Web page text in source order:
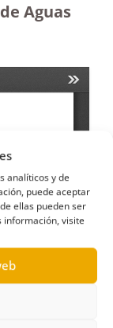
analíticos y de
puede aceptar
ellas pueden ser
información, visite
Aguas